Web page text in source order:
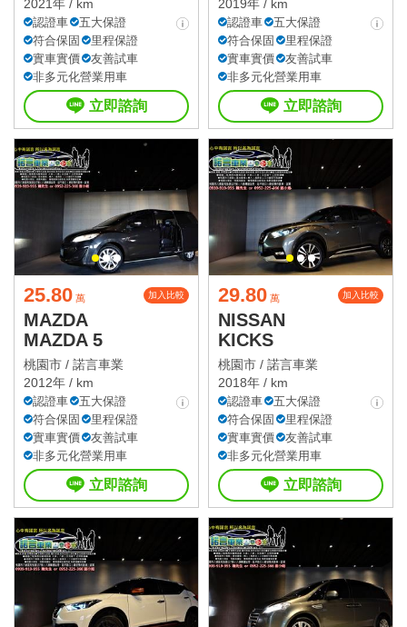
2021年 / km
認證車
五大保證
符合保固
里程保證
實車實價
友善試車
非多元化營業用車
立即諮詢
2019年 / km
認證車
五大保證
符合保固
里程保證
實車實價
友善試車
非多元化營業用車
立即諮詢
25.80 萬 加入比較
MAZDA
MAZDA 5
桃園市 / 諾言車業
2012年 / km
認證車
五大保證
符合保固
里程保證
實車實價
友善試車
非多元化營業用車
立即諮詢
29.80 萬 加入比較
NISSAN
KICKS
桃園市 / 諾言車業
2018年 / km
認證車
五大保證
符合保固
里程保證
實車實價
友善試車
非多元化營業用車
立即諮詢